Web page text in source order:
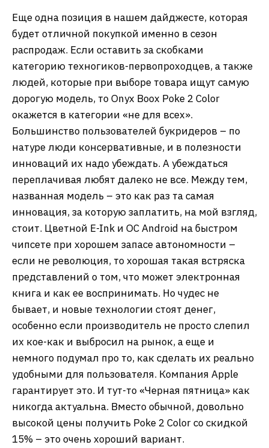
Еще одна позиция в нашем дайджесте, которая
будет отличной покупкой именно в сезон
распродаж. Если оставить за скобками
категорию техногиков-первопроходцев, а также
людей, которые при выборе товара ищут самую
дорогую модель, то Onyx Boox Poke 2 Color
окажется в категории «не для всех».
Большинство пользователей букридеров – по
натуре люди консервативные, и в полезности
инноваций их надо убеждать. А убеждаться
переплачивая любят далеко не все. Между тем,
названная модель – это как раз та самая
инновация, за которую заплатить, на мой взгляд,
стоит. Цветной E-Ink и ОС Android на быстром
чипсете при хорошем запасе автономности –
если не революция, то хорошая такая встряска
представлений о том, что может электронная
книга и как ее воспринимать. Но чудес не
бывает, и новые технологии стоят денег,
особенно если производитель не просто слепил
их кое-как и выбросил на рынок, а еще и
немного подумал про то, как сделать их реально
удобными для пользователя. Компания Apple
гарантирует это. И тут-то «Черная пятница» как
никогда актуальна. Вместо обычной, довольно
высокой цены получить Poke 2 Color со скидкой
15% – это очень хороший вариант.